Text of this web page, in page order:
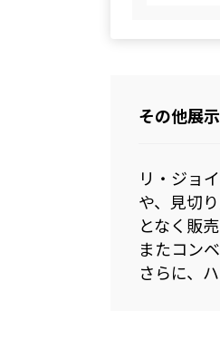
その他展
リ・ジョ
や、見切
となく販
またコン
さらに、